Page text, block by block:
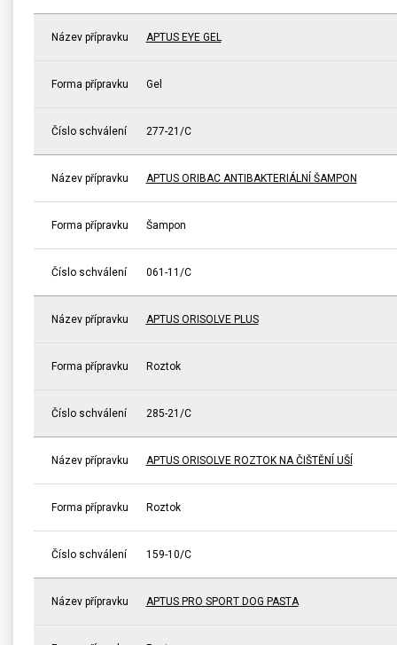
Název přípravku APTUS EYE GEL
Forma přípravku Gel
Číslo schválení 277-21/C
Název přípravku APTUS ORIBAC ANTIBAKTERIÁLNÍ ŠAMPON
Forma přípravku Šampon
Číslo schválení 061-11/C
Název přípravku APTUS ORISOLVE PLUS
Forma přípravku Roztok
Číslo schválení 285-21/C
Název přípravku APTUS ORISOLVE ROZTOK NA ČIŠTĚNÍ UŠÍ
Forma přípravku Roztok
Číslo schválení 159-10/C
Název přípravku APTUS PRO SPORT DOG PASTA